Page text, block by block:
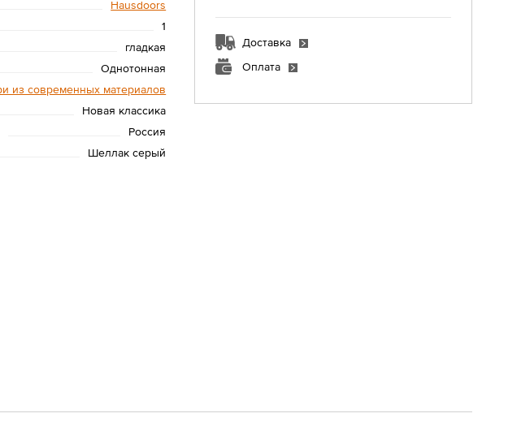
Hausdoors
1
гладкая
Однотонная
из современных материалов
Новая классика
Россия
Шеллак серый
Доставка
Оплата